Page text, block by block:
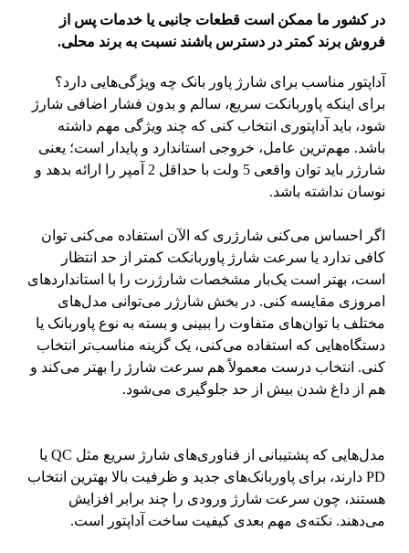
در کشور ما ممکن است قطعات جانبی یا خدمات پس از
فروش برند کمتر در دسترس باشند نسبت به برند محلی.
آداپتور مناسب برای شارژ پاور بانک چه ویژگی‌هایی دارد؟
برای اینکه پاوربانکت سریع، سالم و بدون فشار اضافی شارژ
شود، باید آداپتوری انتخاب کنی که چند ویژگی مهم داشته
باشد. مهم‌ترین عامل، خروجی استاندارد و پایدار است؛ یعنی
شارژر باید توان واقعی 5 ولت با حداقل 2 آمپر را ارائه بدهد و
نوسان نداشته باشد.
اگر احساس می‌کنی شارژری که الآن استفاده می‌کنی توان
کافی ندارد یا سرعت شارژ پاوربانکت کمتر از حد انتظار
است، بهتر است یک‌بار مشخصات شارژرت را با استانداردهای
امروزی مقایسه کنی. در بخش شارژر می‌توانی مدل‌های
مختلف با توان‌های متفاوت را ببینی و بسته به نوع پاوربانک یا
دستگاه‌هایی که استفاده می‌کنی، یک گزینه مناسب‌تر انتخاب
کنی. انتخاب درست معمولاً هم سرعت شارژ را بهتر می‌کند و
هم از داغ شدن بیش از حد جلوگیری می‌شود.
مدل‌هایی که پشتیبانی از فناوری‌های شارژ سریع مثل QC یا
PD دارند، برای پاوربانک‌های جدید و ظرفیت بالا بهترین انتخاب
هستند، چون سرعت شارژ ورودی را چند برابر افزایش
می‌دهند. نکته‌ی مهم بعدی کیفیت ساخت آداپتور است.